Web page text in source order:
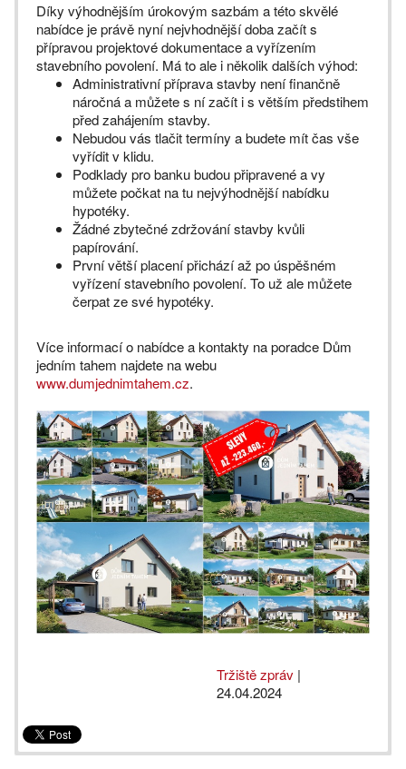
Díky výhodnějším úrokovým sazbám a této skvělé
nabídce je právě nyní nejvhodnější doba začít s
přípravou projektové dokumentace a vyřízením
stavebního povolení. Má to ale i několik dalších výhod:
Administrativní příprava stavby není finančně
náročná a můžete s ní začít i s větším předstihem
před zahájením stavby.
Nebudou vás tlačit termíny a budete mít čas vše
vyřídit v klidu.
Podklady pro banku budou připravené a vy
můžete počkat na tu nejvýhodnější nabídku
hypotéky.
Žádné zbytečné zdržování stavby kvůli
papírování.
První větší placení přichází až po úspěšném
vyřízení stavebního povolení. To už ale můžete
čerpat ze své hypotéky.
Více informací o nabídce a kontakty na poradce Dům
jedním tahem najdete na webu
www.dumjednimtahem.cz.
Tržiště zpráv |
24.04.2024